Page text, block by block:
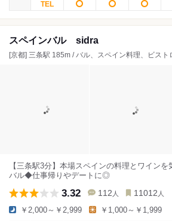
スペインバル sidra
[京都] 三条駅 185m / バル、スペイン料理、ビスト
【三条駅3分】本場スペインの料理とワイン
バル◆仕事帰りやデートに◎
3.32 112 人 11012 人
￥2,000～￥2,999 ￥1,000～￥1,999